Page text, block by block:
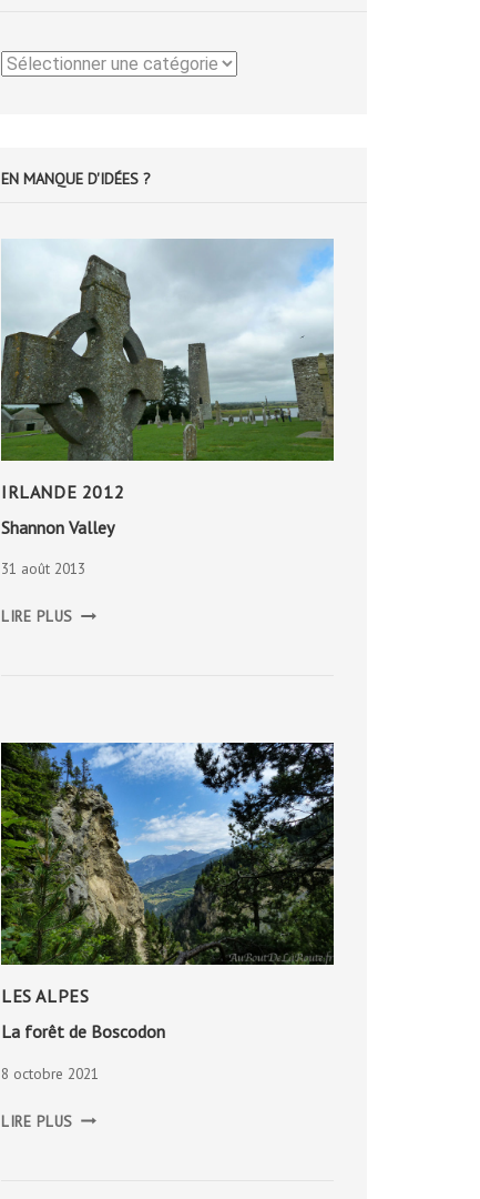
Catégories
EN MANQUE D'IDÉES ?
IRLANDE 2012
Shannon Valley
31 août 2013
LIRE PLUS VALLEY
LES ALPES
La forêt de Boscodon
8 octobre 2021
LIRE PLUS FORÊT